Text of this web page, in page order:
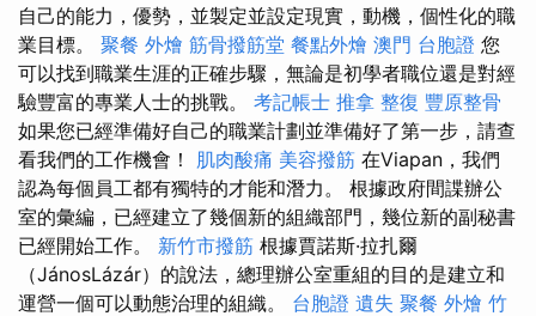
自己的能力，優勢，並製定並設定現實，動機，個性化的職
業目標。 聚餐 外燴 筋骨撥筋堂 餐點外燴 澳門 台胞證 您
可以找到職業生涯的正確步驟，無論是初學者職位還是對經
驗豐富的專業人士的挑戰。 考記帳士 推拿 整復 豐原整骨
如果您已經準備好自己的職業計劃並準備好了第一步，請查
看我們的工作機會！ 肌肉酸痛 美容撥筋 在Viapan，我們
認為每個員工都有獨特的才能和潛力。 根據政府間諜辦公
室的彙編，已經建立了幾個新的組織部門，幾位新的副秘書
已經開始工作。 新竹市撥筋 根據賈諾斯·拉扎爾
（JánosLázár）的說法，總理辦公室重組的目的是建立和
運營一個可以動態治理的組織。 台胞證 遺失 聚餐 外燴 竹